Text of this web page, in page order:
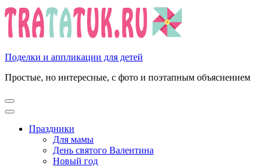
Перейти
к
содержимому
Enter)
Поделки и аппликации для детей
Простые, но интересные, с фото и поэтапным объяснением
Праздники
Для мамы
День святого Валентина
Новый год